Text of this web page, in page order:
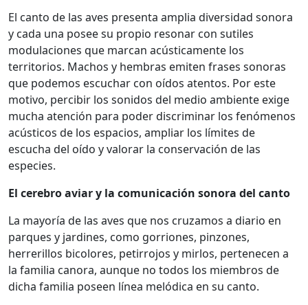
El canto de las aves presenta amplia diversidad sonora
y cada una posee su propio resonar con sutiles
modulaciones que marcan acústicamente los
territorios. Machos y hembras emiten frases sonoras
que podemos escuchar con oídos atentos. Por este
motivo, percibir los sonidos del medio ambiente exige
mucha atención para poder discriminar los fenómenos
acústicos de los espacios, ampliar los límites de
escucha del oído y valorar la conservación de las
especies.
El cerebro aviar y la comunicación sonora del canto
La mayoría de las aves que nos cruzamos a diario en
parques y jardines, como gorriones, pinzones,
herrerillos bicolores, petirrojos y mirlos, pertenecen a
la familia canora, aunque no todos los miembros de
dicha familia poseen línea melódica en su canto.